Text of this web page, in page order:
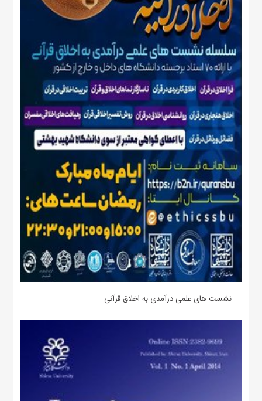
نشست های علمی درآمدی به اخلاق قرآنی